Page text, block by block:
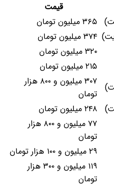
قیمت
۳۶۵ میلیون تومان
۳۷۴ میلیون تومان
۳۲۰ میلیون تومان
۲۱۵ میلیون تومان
۳۰۷ میلیون و ۸۰۰ هزار
تومان
۲۴۸ میلیون تومان
۷۷ میلیون و ۸۰۰ هزار
تومان
۲۹ میلیون و ۱۰۰ هزار تومان
۱۱۹ میلیون و ۳۰۰ هزار
تومان